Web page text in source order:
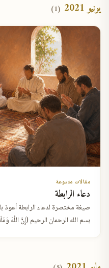
يونيو 2021 (1)
مقالات متنوعة
دعاء الرابطة
صيغة مختصرة لدعاء الرابطة أعوذ
بسم الله الرحمان الرحيم (إِنَّ